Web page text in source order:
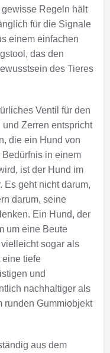
Regeln hält
für die Signale
einem einfachen
das den
des Tieres
Ventil für den
Zerren entspricht
die ein Hund von
in einem
ist der Hund im
Es geht nicht darum,
darum, seine
Ein Hund, der
um eine Beute
sogar als
eine tiefe
und
nachhaltiger als
runden Gummiobjekt
aus dem